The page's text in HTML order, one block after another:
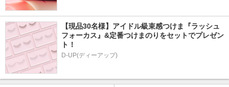
【現品30名様】アイドル級束感つけま『ラッシュ
フォーカス』&定番つけまのりをセットでプレゼン
ト！
D-UP(ディーアップ)